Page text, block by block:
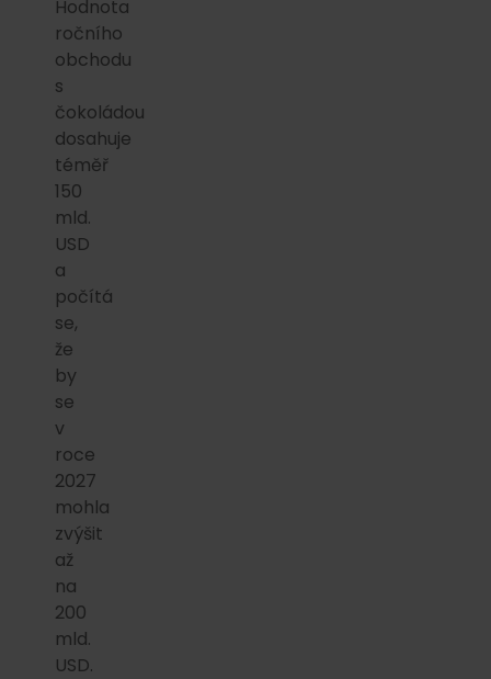
Hodnota
ročního
obchodu
s
čokoládou
dosahuje
téměř
150
mld.
USD
a
počítá
se,
že
by
se
v
roce
2027
mohla
zvýšit
až
na
200
mld.
USD.